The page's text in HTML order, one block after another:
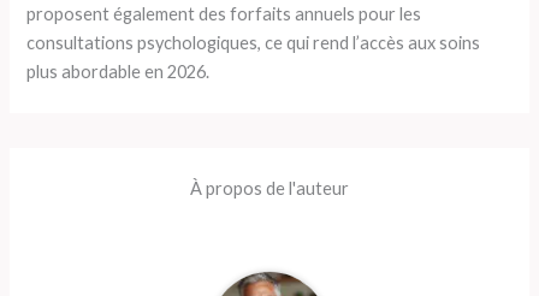
proposent également des forfaits annuels pour les
consultations psychologiques, ce qui rend l’accès aux soins
plus abordable en 2026.
À propos de l'auteur